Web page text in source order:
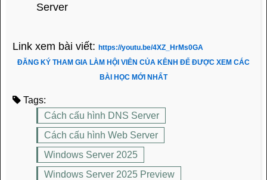
Server
Link xem bài viết: https://youtu.be/4XZ_HrMs0GA
ĐĂNG KÝ THAM GIA LÀM HỘI VIÊN CỦA KÊNH ĐỂ ĐƯỢC XEM CÁC
BÀI HỌC MỚI NHẤT
Tags:
Cách cấu hình DNS Server
Cách cấu hình Web Server
Windows Server 2025
Windows Server 2025 Preview